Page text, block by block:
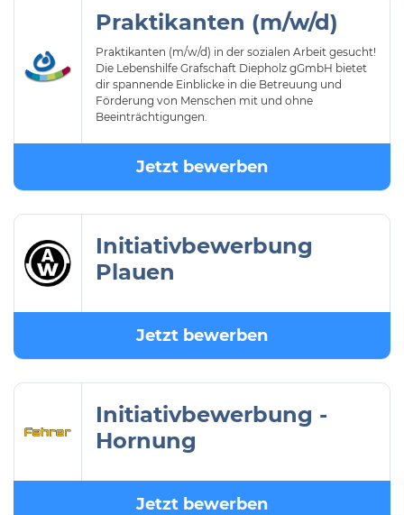
Praktikanten (m/w/d)
Praktikanten (m/w/d) in der sozialen Arbeit gesucht!
Die Lebenshilfe Grafschaft Diepholz gGmbH bietet
dir spannende Einblicke in die Betreuung und
Förderung von Menschen mit und ohne
Beeinträchtigungen.
Jetzt bewerben
Initiativbewerbung
Plauen
Jetzt bewerben
Initiativbewerbung -
Hornung
Jetzt bewerben